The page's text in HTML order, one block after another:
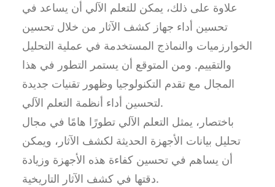
علاوة على ذلك، يمكن للتعلم الآلي أن يساعد في
تحسين أداء جهاز كشف الآثار من خلال تحسين
الخوارزميات والنماذج المستخدمة في عملية التحليل
والتقييم. ومن المتوقع أن يستمر التطور في هذا
المجال مع تقدم التكنولوجيا وظهور تقنيات جديدة
لتحسين أداء أنظمة التعلم الآلي.
باختصار، يمثل التعلم الآلي تطورًا هامًا في مجال
تحليل بيانات الأجهزة الحديثة لكشف الآثار، ويمكن
أن يساهم في تحسين كفاءة هذه الأجهزة وزيادة
دقتها في كشف الآثار التاريخية.